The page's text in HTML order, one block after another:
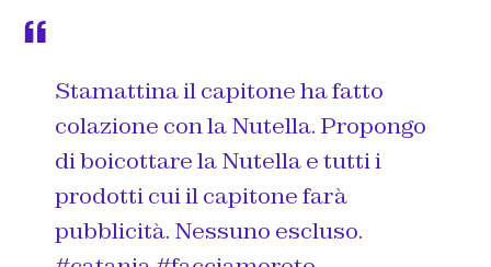
Stamattina il capitone ha fatto
colazione con la Nutella. Propongo
di boicottare la Nutella e tutti i
prodotti cui il capitone farà
pubblicità. Nessuno escluso.